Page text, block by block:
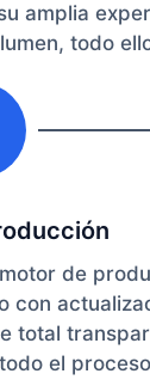
amplia
todo
de
con
total
el